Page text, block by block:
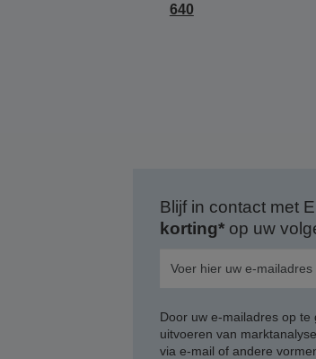
640
Blijf in contact met
korting*op uw
Door uw e-mailadres op
uitvoeren van
via e-mail of andere